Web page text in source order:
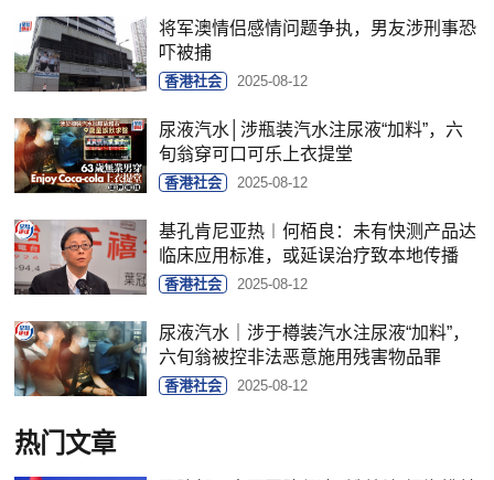
将军澳情侣感情问题争执，男友涉刑事恐
吓被捕
香港社会 2025-08-12
尿液汽水│涉瓶装汽水注尿液“加料”，六
旬翁穿可口可乐上衣提堂
香港社会 2025-08-12
基孔肯尼亚热︱何栢良：未有快测产品达
临床应用标准，或延误治疗致本地传播
香港社会 2025-08-12
尿液汽水｜涉于樽装汽水注尿液“加料”，
六旬翁被控非法恶意施用残害物品罪
香港社会 2025-08-12
热门文章